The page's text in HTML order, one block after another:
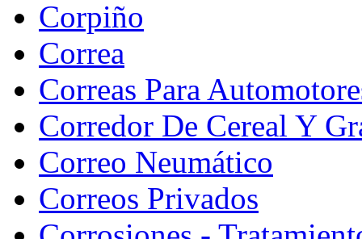
Corpiño
Correa
Correas Para
Corredor De Cereal Y
Correo Neumático
Correos Privados